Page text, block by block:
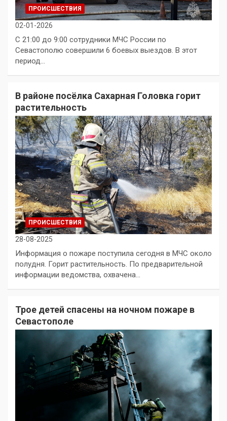
ПРОИСШЕСТВИЯ
02-01-2026
С 21:00 до 9:00 сотрудники МЧС России по
Севастополю совершили 6 боевых выездов. В этот
период…
В районе посёлка Сахарная Головка горит
растительность
ПРОИСШЕСТВИЯ
28-08-2025
Информация о пожаре поступила сегодня в МЧС около
полудня. Горит растительность. По предварительной
информации ведомства, охвачена…
Трое детей спасены на ночном пожаре в
Севастополе